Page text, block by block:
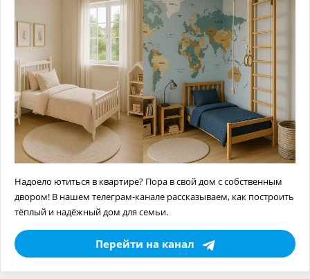
Надоело ютиться в квартире? Пора в свой дом с собственным
двором! В нашем телеграм-канале рассказываем, как построить
тёплый и надёжный дом для семьи.
Перейти на канал